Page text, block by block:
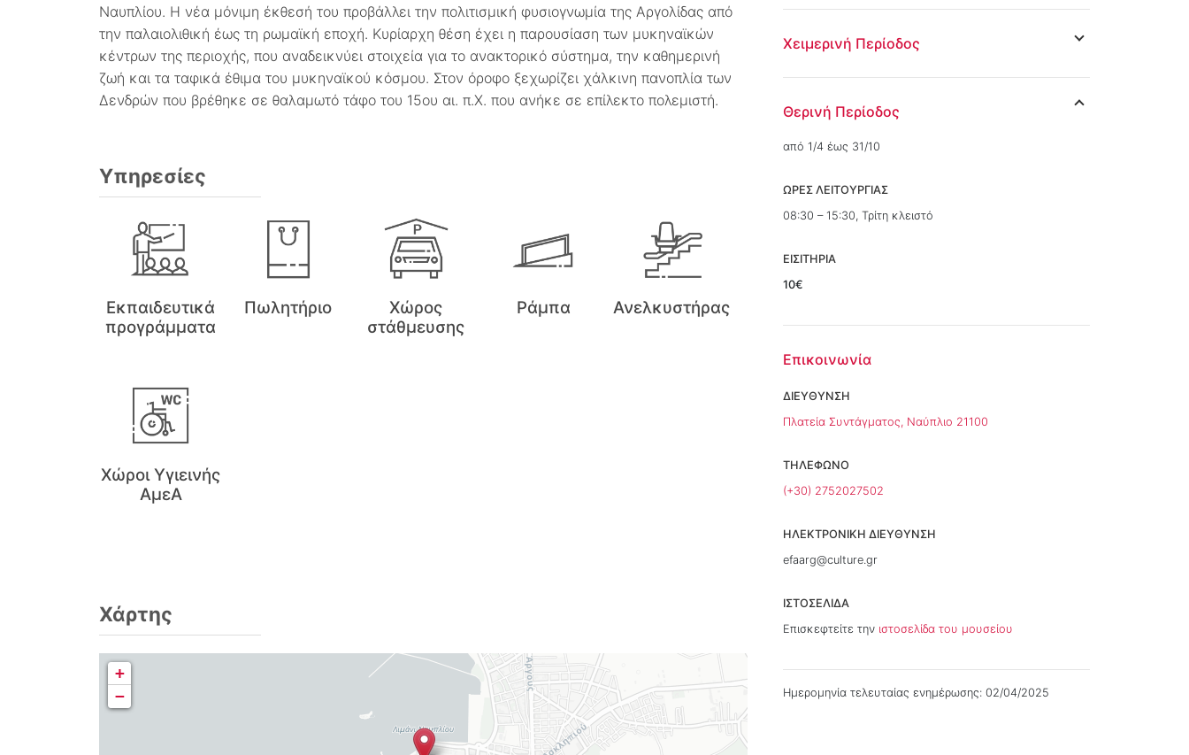
Ναυπλίου. Η νέα μόνιμη έκθεσή του προβάλλει την πολιτισμική φυσιογνωμία της Αργολίδας από
την παλαιολιθική έως τη ρωμαϊκή εποχή. Κυρίαρχη θέση έχει η παρουσίαση των μυκηναϊκών
κέντρων της περιοχής, που αναδεικνύει στοιχεία για το ανακτορικό σύστημα, την καθημερινή
ζωή και τα ταφικά έθιμα του μυκηναϊκού κόσμου. Στον όροφο ξεχωρίζει χάλκινη πανοπλία των
Δενδρών που βρέθηκε σε θαλαμωτό τάφο του 15ου αι. π.Χ. που ανήκε σε επίλεκτο πολεμιστή.
Υπηρεσίες
Εκπαιδευτικά
προγράμματα
Πωλητήριο
Χώρος
στάθμευσης
Ράμπα Ανελκυστήρας
Χώροι Υγιεινής
ΑμεΑ
Χάρτης
+
−
Χειμερινή Περίοδος
Θερινή Περίοδος
από 1/4 έως 31/10
ΩΡΕΣ ΛΕΙΤΟΥΡΓΙΑΣ
08:30 – 15:30, Τρίτη κλειστό
ΕΙΣΙΤΗΡΙΑ
10€
Επικοινωνία
ΔΙΕΥΘΥΝΣΗ
Πλατεία Συντάγματος, Ναύπλιο 21100
ΤΗΛΕΦΩΝΟ
(+30) 2752027502
ΗΛΕΚΤΡΟΝΙΚΗ ΔΙΕΥΘΥΝΣΗ
efaarg@culture.gr
ΙΣΤΟΣΕΛΊΔΑ
Επισκεφτείτε την ιστοσελίδα του μουσείου
Ημερομηνία τελευταίας ενημέρωσης: 02/04/2025